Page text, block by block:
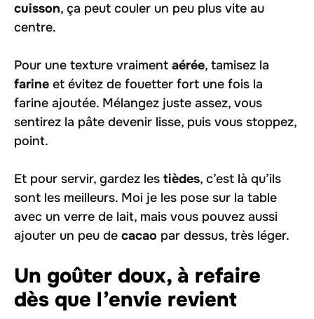
cuisson, ça peut couler un peu plus vite au
centre.
Pour une texture vraiment aérée, tamisez la
farine et évitez de fouetter fort une fois la
farine ajoutée. Mélangez juste assez, vous
sentirez la pâte devenir lisse, puis vous stoppez,
point.
Et pour servir, gardez les tièdes, c’est là qu’ils
sont les meilleurs. Moi je les pose sur la table
avec un verre de lait, mais vous pouvez aussi
ajouter un peu de cacao par dessus, très léger.
Un goûter doux, à refaire
dès que l’envie revient